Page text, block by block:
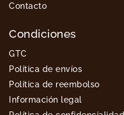
Contacto
Condiciones
GTC
Política de envíos
Política de reembolso
Información legal